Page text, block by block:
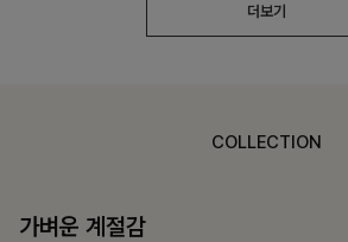
더보기
COLLECTION
가장 쉬운 코디